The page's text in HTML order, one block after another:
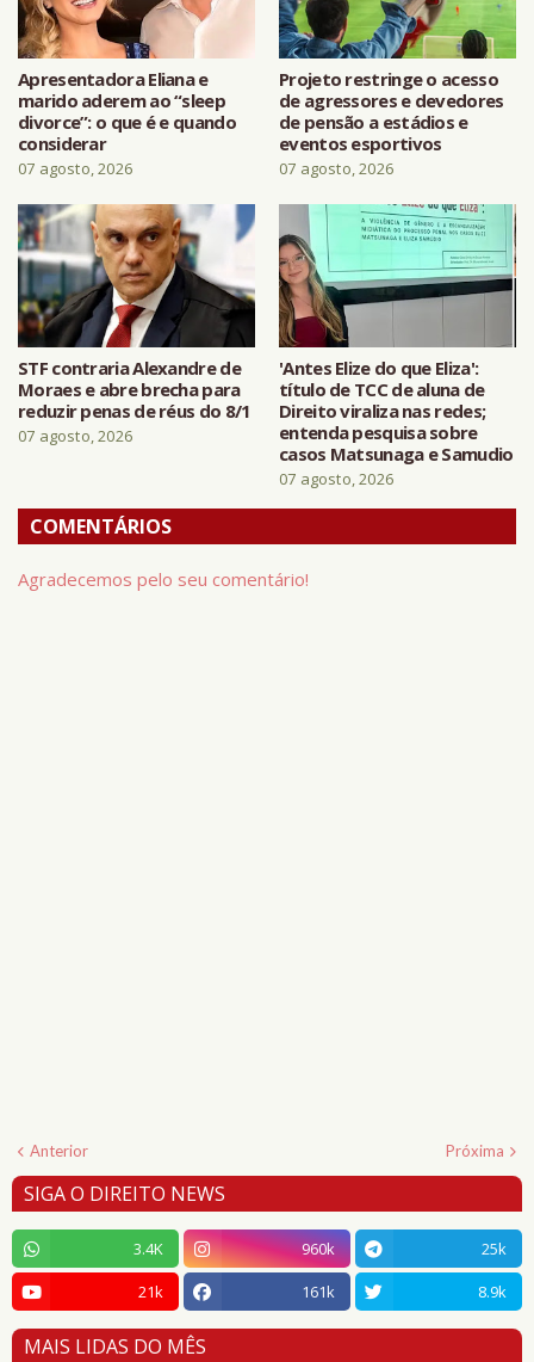
Apresentadora Eliana e
marido aderem ao “sleep
divorce”: o que é e quando
considerar
07 agosto, 2026
Projeto restringe o acesso
de agressores e devedores
de pensão a estádios e
eventos esportivos
07 agosto, 2026
STF contraria Alexandre de
Moraes e abre brecha para
reduzir penas de réus do 8/1
07 agosto, 2026
'Antes Elize do que Eliza':
título de TCC de aluna de
Direito viraliza nas redes;
entenda pesquisa sobre
casos Matsunaga e Samudio
07 agosto, 2026
COMENTÁRIOS
Agradecemos pelo seu comentário!
Anterior Próxima
SIGA O DIREITO NEWS
3.4K 960k
25k
21k
161k 8.9k
MAIS LIDAS DO MÊS